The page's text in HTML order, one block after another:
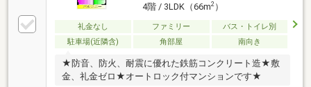
4階 / 3LDK（66m2）
礼金なし ファミリー
バス・トイレ別
駐車場(近隣含)
角部屋 南向き
★防音、防火、耐震に優れた鉄筋コンクリート造★敷
金、礼金ゼロ★オートロック付マンションです★